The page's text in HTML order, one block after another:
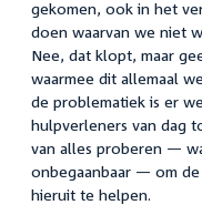
gekomen, ook in het
doen waarvan we niet
Nee, dat klopt, maar
waarmee dit allemaal
de problematiek is er
hulpverleners van dag
van alles proberen —
onbegaanbaar — om
hieruit te helpen.